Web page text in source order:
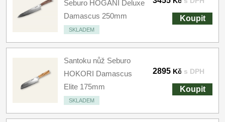
Seburo HOGANI Deluxe
Damascus 250mm
SKLADEM
Koupit
Santoku nůž Seburo
HOKORI Damascus
Elite 175mm
SKLADEM
2895 Kč s DPH
Koupit